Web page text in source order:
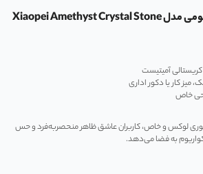
3. مینی آکواریوم شیائومی مدل Xiaopei Amethyst Crystal Stone
آمیتیست
کار یا دکور اداری
خاص
لوکس و خاص، کاربران عاشق ظاهر منحصربه‌فرد و حس
به فضا می‌دهد.